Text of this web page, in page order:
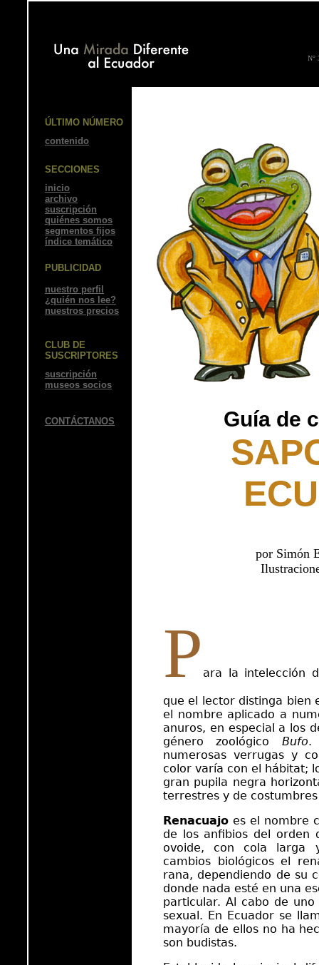
N°
ÚLTIMO NÚMERO
contenido
SECCIONES
inicio
archivo
suscripción
quiénes somos
segmentos fijos
índice temático
PUBLICIDAD
nuestro perfil
¿quién nos lee?
nuestros precios
CLUB DE
SUSCRIPTORES
suscripción
museos socios
CONTÁCTANOS Guía de
por Simón
P ara la intelección
que el lector distinga bien
el nombre aplicado a
anuros, en especial a los
género zoológico Bufo.
numerosas verrugas y
color varía con el hábitat;
gran pupila negra
terrestres y de
Renacuajo es el nombre
de los anfibios del orden
ovoide, con cola larga
cambios biológicos el
rana, dependiendo de su
donde nada esté en una
particular. Al cabo de
sexual. En Ecuador se
mayoría de ellos no ha
son budistas.